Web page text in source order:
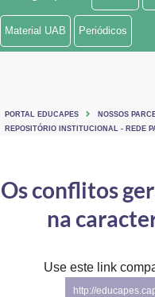
Ministério de Minas e Energia
Ministério do Turismo
Controladoria-Geral da União
Ministério da Mulher, da Família e
Secretaria-Geral
Material UAB Periódicos
PORTAL EDUCAPES
NOSSOS
REPOSITÓRIO INSTITUCIONAL - REDE
Os conflitos
na
Use este link
http://